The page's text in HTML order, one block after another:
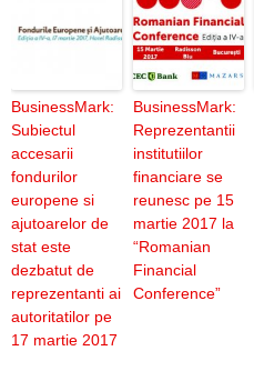
BusinessMark:
Subiectul
accesarii
fondurilor
europene si
ajutoarelor de
stat este
dezbatut de
reprezentanti ai
autoritatilor pe
17 martie 2017
BusinessMark:
Reprezentantii
institutiilor
financiare se
reunesc pe 15
martie 2017 la
“Romanian
Financial
Conference”